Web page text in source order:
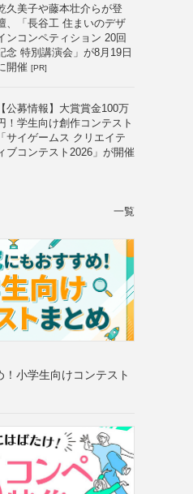
久美子や藤本壮介らが登
、「長谷工 住まいのデザ
ンコンペティション 20回
念 特別講演会」が8月19日
開催 [PR]
【公募情報】大賞賞金100万
！学生向け創作コンテスト
「サイゲームス クリエイテ
ブコンテスト2026」が開催
一覧
小学生向けコンテスト